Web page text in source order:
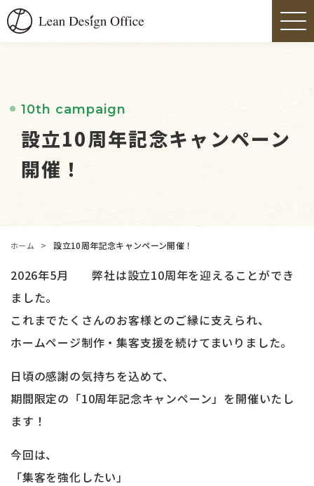
10th campaign
設立10周年記念キャンペーン
開催！
ホーム > 設立10周年記念キャンペーン開催！
2026年5月 弊社は設立10周年を迎えることができ
ました。
これまでたくさんのお客様とのご縁に支えられ、
ホームページ制作・集客支援を続けてまいりました。
日頃の感謝の気持ちを込めて、
期間限定の「10周年記念キャンペーン」を開催いたし
ます！
今回は、
「集客を強化したい」